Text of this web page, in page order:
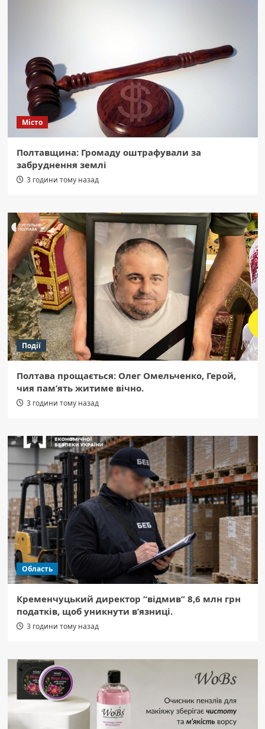
Місто
Полтавщина: Громаду оштрафували за
забруднення землі
3 години тому назад
Події
Полтава прощається: Олег Омельченко, Герой,
чия пам’ять житиме вічно.
3 години тому назад
Область
Кременчуцький директор “відмив” 8,6 млн грн
податків, щоб уникнути в’язниці.
3 години тому назад